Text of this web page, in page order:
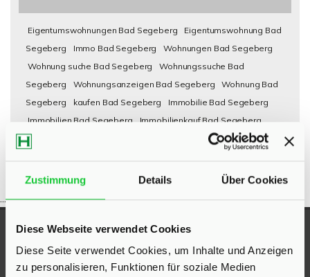
Zustimmung Details Über Cookies
Diese Webseite verwendet Cookies
Diese Seite verwendet Cookies, um Inhalte und Anzeigen
zu personalisieren, Funktionen für soziale Medien
Eigentumswohnungen Bad Segeberg
Eigentumswohnung Bad
Segeberg
Immo Bad Segeberg
Wohnungen Bad Segeberg
Wohnung suche Bad Segeberg
Wohnungssuche Bad
Segeberg
Wohnungsanzeigen Bad Segeberg
Wohnung Bad
Segeberg
kaufen Bad Segeberg
Immobilie Bad Segeberg
Immobilien Bad Segeberg
Immobilienkauf Bad Segeberg
...
UNSERE AUSZEICHNUNGEN